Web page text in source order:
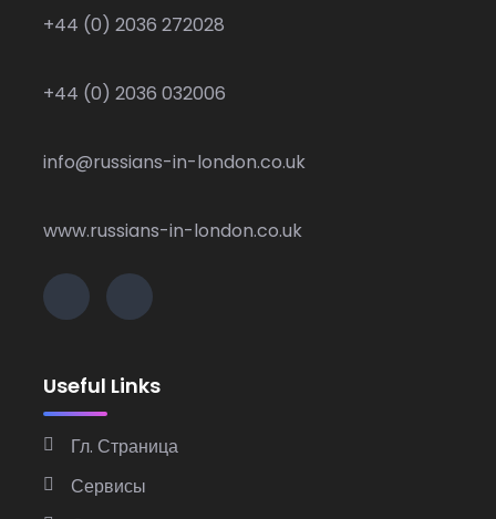
+44 (0) 2036 272028
+44 (0) 2036 032006
info@russians-in-london.co.uk
www.russians-in-london.co.uk
Useful Links
Гл. Страница
Сервисы